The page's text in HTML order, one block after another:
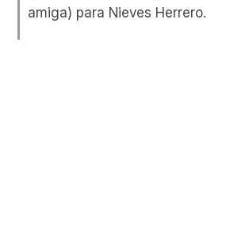
amiga) para Nieves Herrero.